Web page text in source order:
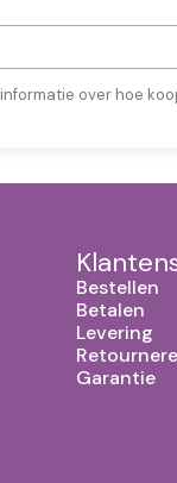
over hoe
Bestellen
Betalen
Levering
Garantie